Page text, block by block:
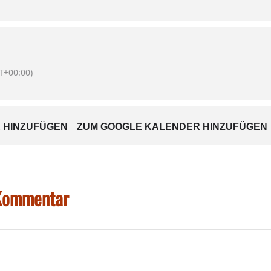
ZUM GOOGLE KALENDER HINZUFÜGEN